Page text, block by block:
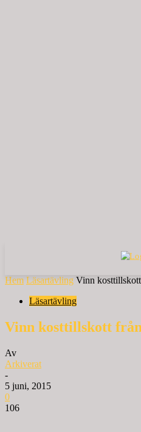
Hem Läsartävling Vinn
Läsartävling
Vinn kosttillskott
Av
Arkiverat
-
5 juni, 2015
0
106